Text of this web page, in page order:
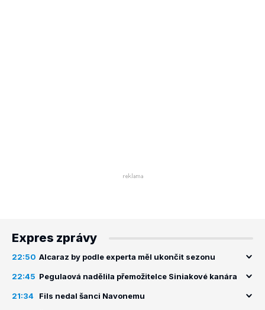
Expres zprávy
22:50 Alcaraz by podle experta měl ukončit sezonu
22:45 Pegulaová nadělila přemožitelce Siniakové kanára
21:34 Fils nedal šanci Navonemu